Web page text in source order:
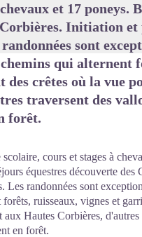
et 17 poneys.
Initiation
sont
qui alternent
des crêtes où la vue
traversent des
forêt.
cours et stages à
équestres découverte
Les randonnées sont
ruisseaux, vignes et
aux Hautes Corbières,
en forêt.